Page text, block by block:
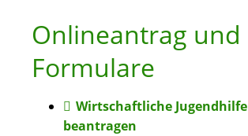
Onlineantrag und
Formulare
Wirtschaftliche Jugendhilfe
beantragen